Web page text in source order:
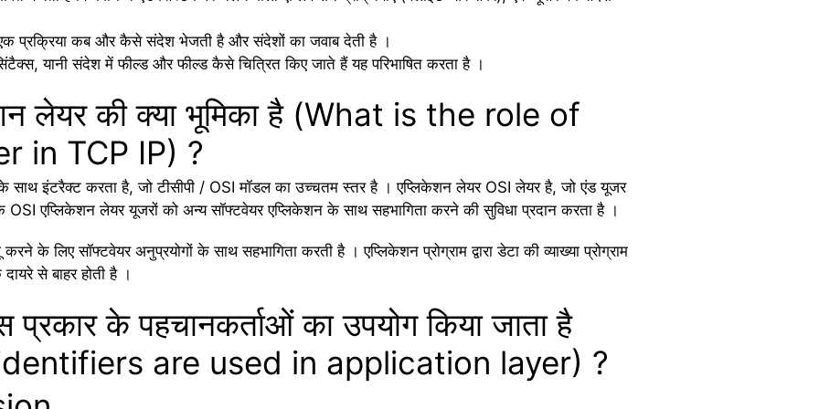
एक प्रक्रिया कब और कैसे संदेश भेजती है और संदेशों का जवाब देती है ।
यानी संदेश में फील्ड और फील्ड कैसे चित्रित किए जाते हैं यह परिभाषित करता है ।
लेयर की क्या भूमिका है (What is the role of
in TCP IP) ?
साथ इंटरैक्ट करता है, जो टीसीपी / OSI मॉडल का उच्चतम स्तर है । एप्लिकेशन लेयर OSI लेयर है, जो एंड यूजर
एप्लिकेशन लेयर यूजरों को अन्य सॉफ्टवेयर एप्लिकेशन के साथ सहभागिता करने की सुविधा प्रदान करता है ।
के लिए सॉफ्टवेयर अनुप्रयोगों के साथ सहभागिता करती है । एप्लिकेशन प्रोग्राम द्वारा डेटा की व्याख्या प्रोग्राम
से बाहर होती है ।
के पहचानकर्ताओं का उपयोग किया जाता है
are used in application layer) ?